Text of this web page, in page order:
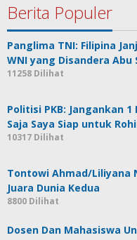
Berita Populer
Panglima TNI: Filipina
WNI yang Disandera Abu
11258 Dilihat
Politisi PKB: Jangankan 1
Saja Saya Siap untuk
10317 Dilihat
Tontowi Ahmad/Liliyana
Juara Dunia Kedua
8800 Dilihat
Dosen Dan Mahasiswa